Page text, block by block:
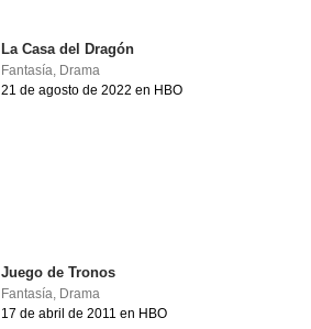
La Casa del Dragón
Fantasía, Drama
21 de agosto de 2022 en HBO
Juego de Tronos
Fantasía, Drama
17 de abril de 2011 en HBO